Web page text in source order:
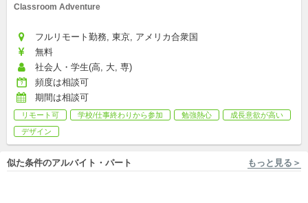
Classroom Adventure
フルリモート勤務, 東京, アメリカ合衆国
無料
社会人・学生(高, 大, 専)
頻度は相談可
期間は相談可
リモート可 学校/仕事終わりから参加 勉強熱心
成長意欲が高い
デザイン
似た条件のアルバイト・パート もっと見る＞